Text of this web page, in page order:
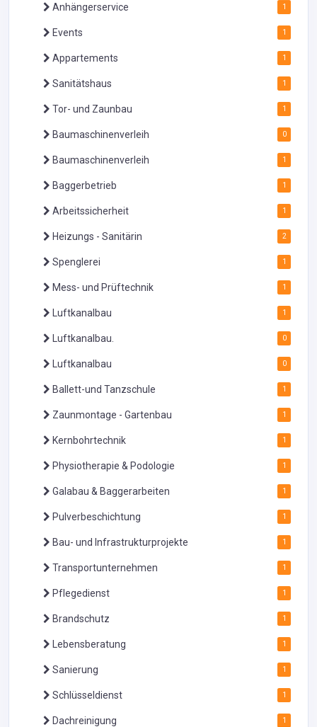
Anhängerservice 1
Events 1
Appartements 1
Sanitätshaus 1
Tor- und Zaunbau 1
Baumaschinenverleih 0
Baumaschinenverleih 1
Baggerbetrieb 1
Arbeitssicherheit 1
Heizungs - Sanitärin 2
Spenglerei 1
Mess- und Prüftechnik 1
Luftkanalbau 1
Luftkanalbau. 0
Luftkanalbau 0
Ballett-und Tanzschule 1
Zaunmontage - Gartenbau 1
Kernbohrtechnik 1
Physiotherapie & Podologie 1
Galabau & Baggerarbeiten 1
Pulverbeschichtung 1
Bau- und Infrastrukturprojekte 1
Transportunternehmen 1
Pflegedienst 1
Brandschutz 1
Lebensberatung 1
Sanierung 1
Schlüsseldienst 1
Dachreinigung 1